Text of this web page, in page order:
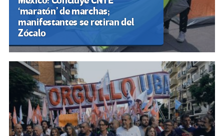
‘maratón’ de marchas;
manifestantes se retiran del
Zócalo